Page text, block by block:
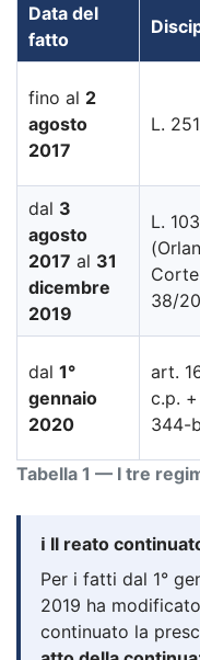
Tabella 1 — I tre
Data del
fatto
fino al 2
agosto
2017
L.
dal 3
agosto
2017 al 31
dicembre
2019
L.
38/
dal 1°
gennaio
2020
art.
c.p.
344-
ℹ️ Il reato
Per i fatti dal 1°
2019 ha
continuato la